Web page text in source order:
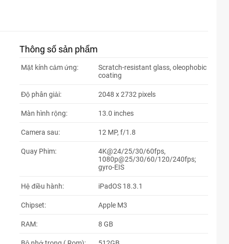
Thông số sản phẩm
Mặt kính cảm ứng:
Scratch-resistant glass, oleophobic
coating
Độ phân giải: 2048 x 2732 pixels
Màn hình rộng: 13.0 inches
Camera sau: 12 MP, f/1.8
Quay Phim:
4K@24/25/30/60fps,
1080p@25/30/60/120/240fps;
gyro-EIS
Hệ điều hành: iPadOS 18.3.1
Chipset: Apple M3
RAM: 8 GB